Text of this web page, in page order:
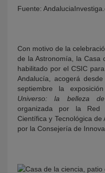
Fuente:
Con motivo de la
de la Astronomía, la Casa
habilitado por el CSIC
Andalucía, acogerá
septiembre la
Universo: la belleza
organizada por la Red
Científica y Tecnológica de
por la Consejería de